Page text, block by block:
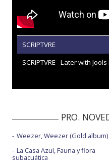
SCRIPTVRE
SCRIPTVRE - Later with
PRO.
Weezer, Weezer (Gold album)
La Casa Azul, Fauna y flora
subacuática